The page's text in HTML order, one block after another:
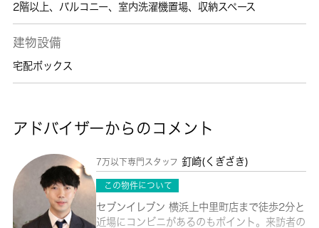
2階以上、 バルコニー、 室内洗濯機置場、 収納スペース
建物設備
宅配ボックス
アドバイザーからのコメント
7万以下専門スタッフ 釘崎(くぎざき)
この物件について
セブンイレブン 横浜上中里町店まで徒歩2分と
近場にコンビニがあるのもポイント。来訪者の